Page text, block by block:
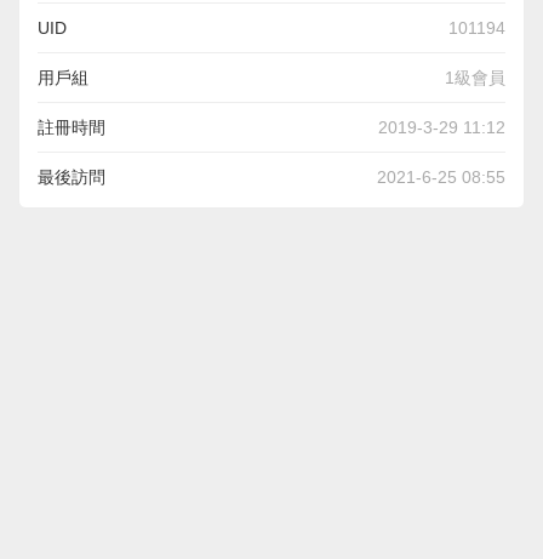
UID 101194
用戶組 1級會員
註冊時間 2019-3-29 11:12
最後訪問 2021-6-25 08:55